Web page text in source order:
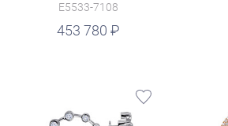
E5533-7108
453 780
руб.